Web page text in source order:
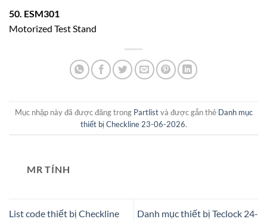
50. ESM301
Motorized Test Stand
Mục nhập này đã được đăng trong Partlistvà được gắn thẻ Danh mục
thiết bị Checkline 23-06-2026.
MR TÍNH
List code thiết bị Checkline
Danh mục thiết bị Teclock 24-